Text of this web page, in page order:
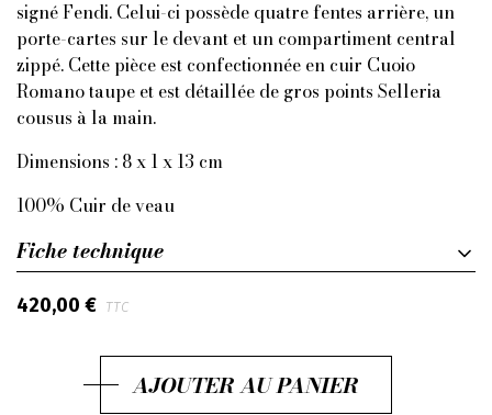
signé Fendi. Celui-ci possède quatre fentes arrière, un
porte-cartes sur le devant et un compartiment central
zippé. Cette pièce est confectionnée en cuir Cuoio
Romano taupe et est détaillée de gros points Selleria
cousus à la main.
Dimensions : 8 x 1 x 13 cm
100% Cuir de veau
Fiche technique
420,00 € TTC
AJOUTER AU PANIER